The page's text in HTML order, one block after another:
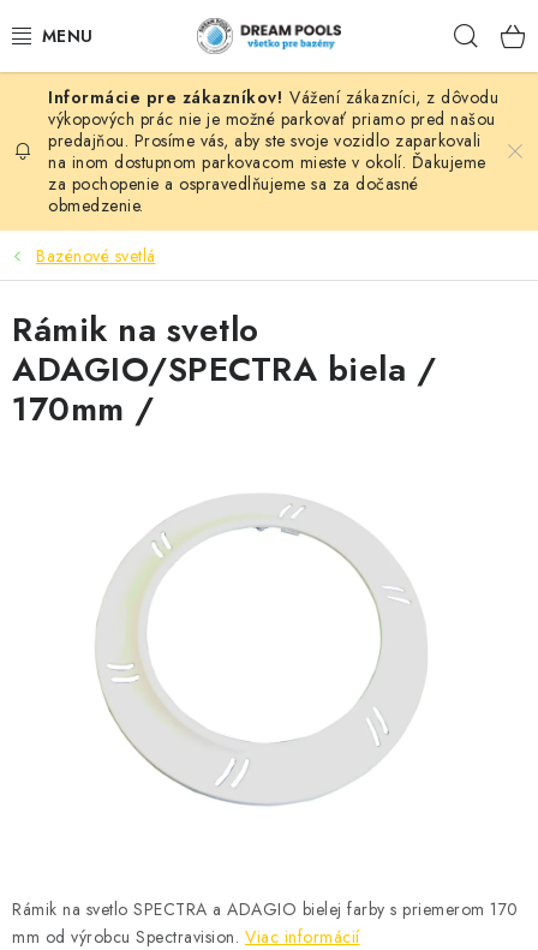
na
BAZÉNY
VÍRIVKY
ASEKO PRÍSLUŠENSTVO
NÁHRADNÉ DIELY
ZÁHRADA
Vážení zákazníci, z dôvodu
výkopových prác nie je možné parkovať priamo pred našou
predajňou. Prosíme vás, aby ste svoje vozidlo zaparkovali
na inom dostupnom parkovacom mieste v okolí. Ďakujeme
za pochopenie a ospravedlňujeme sa za dočasné
obmedzenie.
Bazénové svetlá
Rámik na svetlo SPECTRA a ADAGIO bielej farby s priemerom 170
mm od výrobcu Spectravision. Viac informácií
Rámik na svetlo
ADAGIO/SPECTRA biela /
170mm /